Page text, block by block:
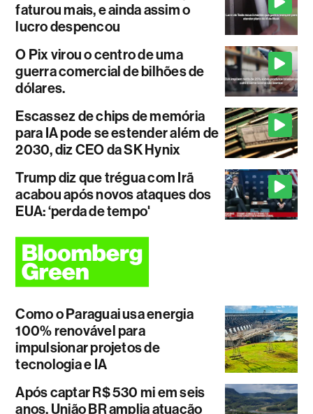
faturou mais, e ainda assim o
lucro despencou
O Pix virou o centro de uma
guerra comercial de bilhões de
dólares.
Escassez de chips de memória
para IA pode se estender além de
2030, diz CEO da SK Hynix
Trump diz que trégua com Irã
acabou após novos ataques dos
EUA: ‘perda de tempo'
Como o Paraguai usa energia
100% renovável para
impulsionar projetos de
tecnologia e IA
Após captar R$ 530 mi em seis
anos, União BR amplia atuação